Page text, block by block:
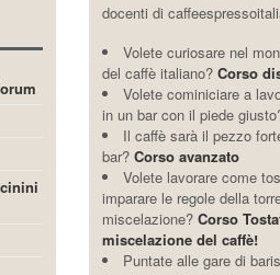
docenti di
Volete curiosare nel
del caffè italiano?Corso
Volete cominiciare a
in un bar con il piede
Il caffè sarà il pezzo
bar? Corso avanzato
Volete lavorare come
imparare le regole della
miscelazione? Corso
miscelazione del caffè!
Puntate alle gare di